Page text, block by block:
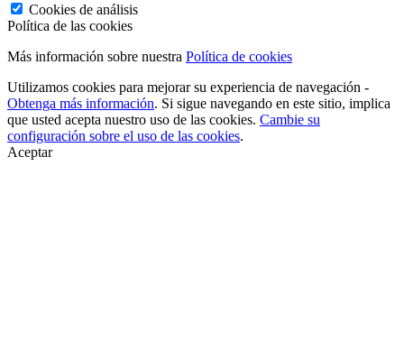
Cookies de análisis
Política de las cookies
Más información sobre nuestra Política de cookies
Utilizamos cookies para mejorar su experiencia de navegación -
Obtenga más información. Si sigue navegando en este sitio, implica
que usted acepta nuestro uso de las cookies. Cambie su
configuración sobre el uso de las cookies.
Aceptar